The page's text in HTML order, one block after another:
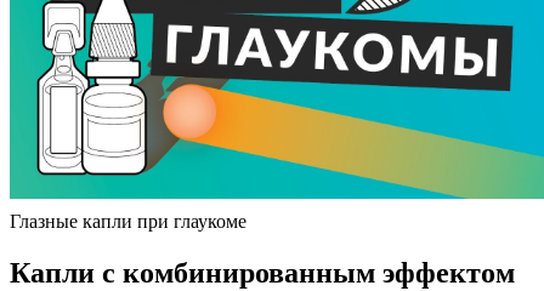
Глазные капли при глаукоме
Капли с комбинированным эффектом